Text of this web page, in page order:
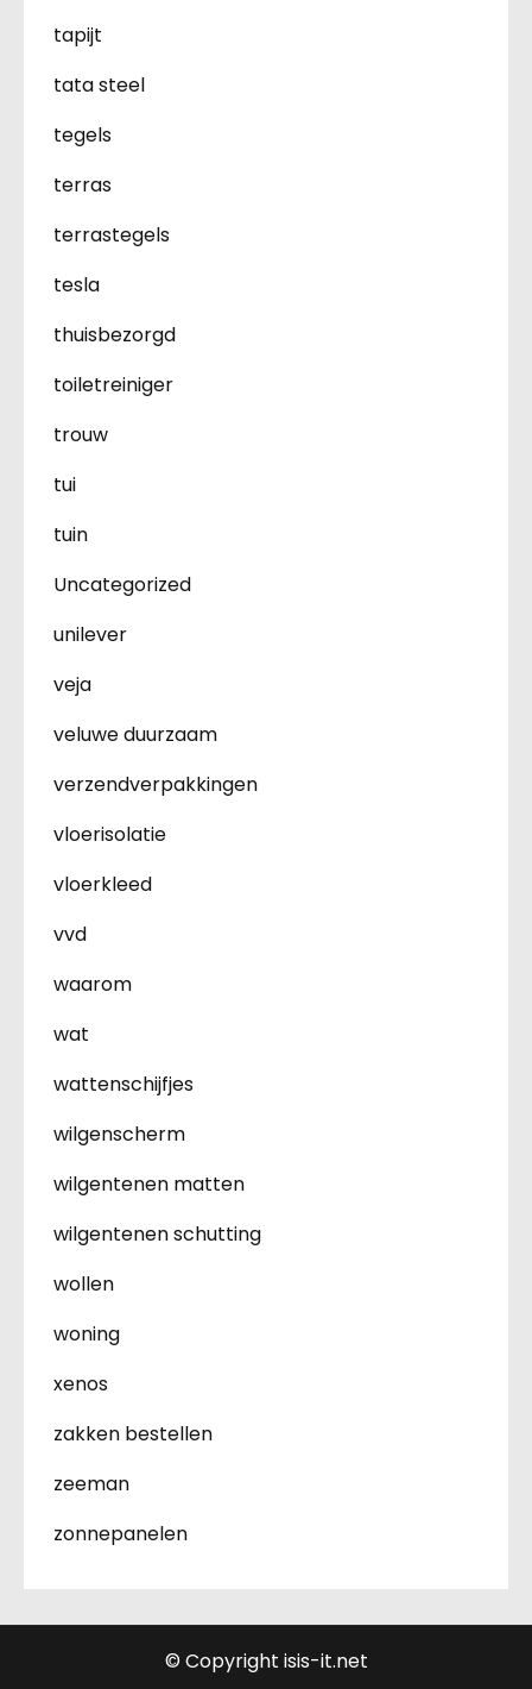
tapijt
tata steel
tegels
terras
terrastegels
tesla
thuisbezorgd
toiletreiniger
trouw
tui
tuin
Uncategorized
unilever
veja
veluwe duurzaam
verzendverpakkingen
vloerisolatie
vloerkleed
vvd
waarom
wat
wattenschijfjes
wilgenscherm
wilgentenen matten
wilgentenen schutting
wollen
woning
xenos
zakken bestellen
zeeman
zonnepanelen
© Copyright isis-it.net